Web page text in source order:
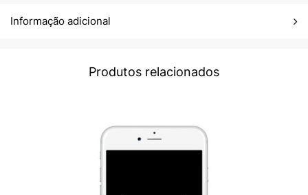
Informação adicional
Produtos relacionados